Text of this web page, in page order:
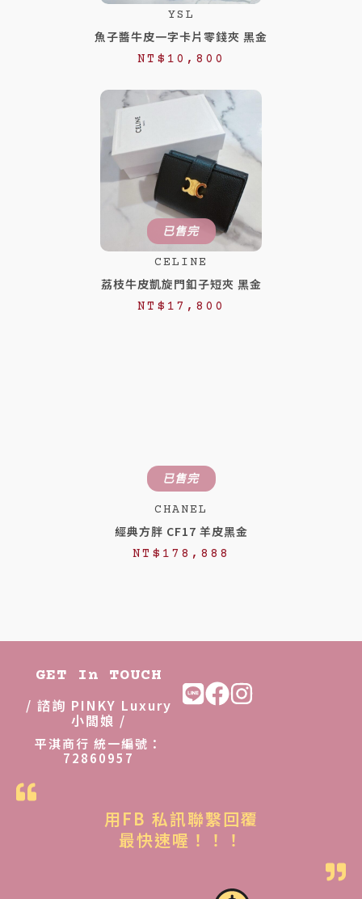
YSL
魚子醬牛皮一字卡片零錢夾 黑金
NT$ 10,800
已售完
CELINE
荔枝牛皮凱旋門釦子短夾 黑金
NT$ 17,800
已售完
CHANEL
經典方胖 CF17 羊皮黑金
NT$ 178,888
GET In TOUCH
/ 諮詢 PINKY Luxury
小闆娘 /
平淇商行 統一編號：
72860957
用FB 私訊聯繫回覆
最快速喔！！！